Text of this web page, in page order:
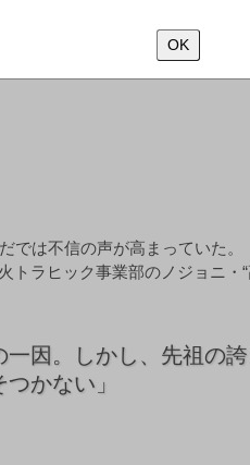
OK
電話」にかわり、より信頼性の
レート・近距離通信でのQoS
では不信の声が高まっていた。
トラヒック事業部のノジョニ・
因。しかし、先祖の
かない」